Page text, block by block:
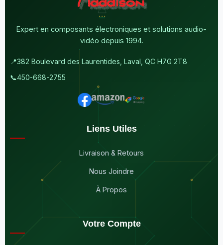
Expert en composants électroniques et solutions audio-
vidéo depuis 1994.
📍382 Boulevard des Laurentides, Laval, QC H7G 2T8
📞450-668-2755
Liens Utiles
Livraison & Retours
Nous Joindre
À Propos
Votre Compte